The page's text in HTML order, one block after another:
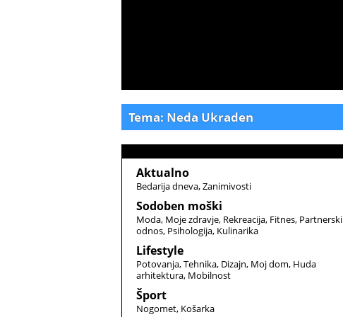
Tema: Neda Ukraden
Aktualno
Bedarija dneva Zanimivosti
Sodoben moški
Moda Moje zdravje Rekreacija Fitnes Partnerski
odnos Psihologija Kulinarika
Lifestyle
Potovanja Tehnika Dizajn Moj dom Huda
arhitektura Mobilnost
Šport
Nogomet Košarka